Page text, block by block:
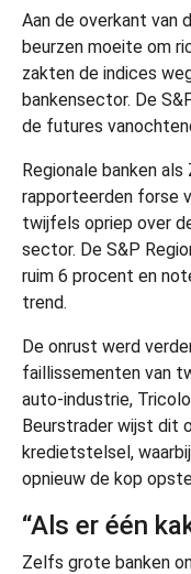
Aan de overkant van
beurzen moeite om
zakten de indices
bankensector. De
de futures
Regionale banken
rapporteerden forse
twijfels opriep over
sector. De S&P
ruim 6 procent en
trend.
De onrust werd
faillissementen van
auto-industrie,
Beurstrader wijst dit
kredietstelsel, waarbij
opnieuw de kop
“Als er één
Zelfs grote banken